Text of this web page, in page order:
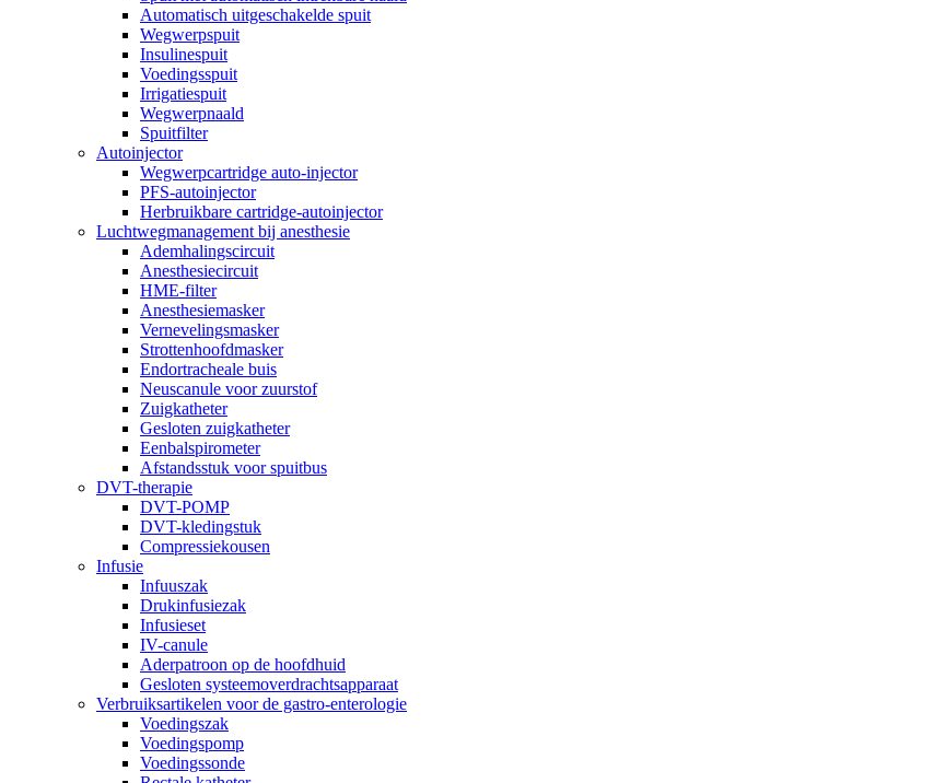
Automatisch uitgeschakelde spuit
Wegwerpspuit
Insulinespuit
Voedingsspuit
Irrigatiespuit
Wegwerpnaald
Spuitfilter
Autoinjector
Wegwerpcartridge auto-injector
PFS-autoinjector
Herbruikbare cartridge-autoinjector
Luchtwegmanagement bij anesthesie
Ademhalingscircuit
Anesthesiecircuit
HME-filter
Anesthesiemasker
Vernevelingsmasker
Strottenhoofdmasker
Endortracheale buis
Neuscanule voor zuurstof
Zuigkatheter
Gesloten zuigkatheter
Eenbalspirometer
Afstandsstuk voor spuitbus
DVT-therapie
DVT-POMP
DVT-kledingstuk
Compressiekousen
Infusie
Infuuszak
Drukinfusiezak
Infusieset
IV-canule
Aderpatroon op de hoofdhuid
Gesloten systeemoverdrachtsapparaat
Verbruiksartikelen voor de gastro-enterologie
Voedingszak
Voedingspomp
Voedingssonde